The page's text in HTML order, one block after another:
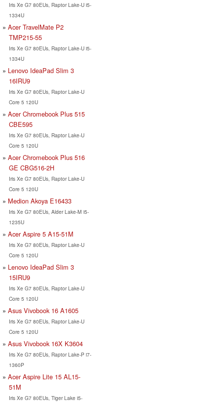
Iris Xe G7 80EUs, Raptor Lake-U i5-
1334U
Acer TravelMate P2
TMP215-55
Iris Xe G7 80EUs, Raptor Lake-U i5-
1334U
Lenovo IdeaPad Slim 3
16IRU9
Iris Xe G7 80EUs, Raptor Lake-U
Core 5 120U
Acer Chromebook Plus 515
CBE595
Iris Xe G7 80EUs, Raptor Lake-U
Core 5 120U
Acer Chromebook Plus 516
GE CBG516-2H
Iris Xe G7 80EUs, Raptor Lake-U
Core 5 120U
Medion Akoya E16433
Iris Xe G7 80EUs, Alder Lake-M i5-
1235U
Acer Aspire 5 A15-51M
Iris Xe G7 80EUs, Raptor Lake-U
Core 5 120U
Lenovo IdeaPad Slim 3
15IRU9
Iris Xe G7 80EUs, Raptor Lake-U
Core 5 120U
Asus Vivobook 16 A1605
Iris Xe G7 80EUs, Raptor Lake-U
Core 5 120U
Asus Vivobook 16X K3604
Iris Xe G7 80EUs, Raptor Lake-P i7-
1360P
Acer Aspire Lite 15 AL15-
51M
Iris Xe G7 80EUs, Tiger Lake i5-